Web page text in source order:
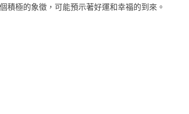
積極的象徵，可能預示著好運和幸福的到來。